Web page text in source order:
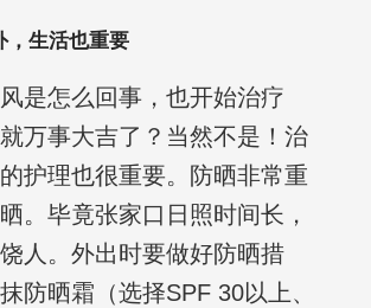
，生活也重要
是怎么回事，也开始治疗
万事大吉了？当然不是！治
护理也很重要。防晒非常重
。毕竟张家口日照时间长，
人。外出时要做好防晒措
防晒霜（选择SPF 30以上、